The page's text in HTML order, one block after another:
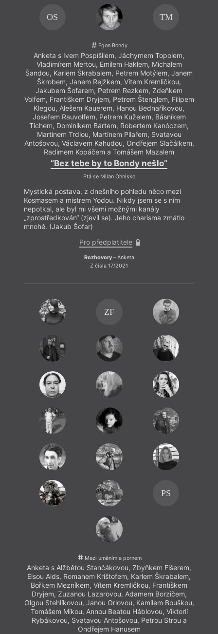
OS TM
Egon Bondy
Anketa s Ivem Pospíšilem, Jáchymem Topolem,
Vladimírem Mertou, Emilem Haklem, Michalem
Šandou, Karlem Škrabalem, Petrem Motýlem, Janem
Škrobem, Janem Rejžkem, Vítem Kremličkou,
Jakubem Šofarem, Petrem Rezkem, Zdeňkem
Volfem, Františkem Dryjem, Petrem Štenglem, Filipem
Klegou, Alešem Kauerem, Hanou Bednaříkovou,
Josefem Rauvolfem, Petrem Kuželem, Básníkem
Tichem, Dominikem Bártem, Robertem Kanóczem,
Martinem Trdlou, Martinem Pilařem, Svatavou
Antošovou, Václavem Kahudou, Ondřejem Slačálkem,
Radimem Kopáčem a Tomášem Mazalem
“Bez tebe by to Bondy nešlo”
Ptá se Milan Ohnisko
Mystická postava, z dnešního pohledu něco mezi
Kosmasem a mistrem Yodou. Nikdy jsem se s ním
nepotkal, ale byl mi všemi možnými kanály
„zprostředkován“ (zjevil se). Jeho charisma zmátlo
mnohé. (Jakub Šofar)
Pro předplatitele
Rozhovory– Anketa
Z čísla 17/2021
ZF
PS
Mezi uměním a pornem
Anketa s Alžbětou Stančákovou, Zbyňkem Fišerem,
Elsou Aids, Romanem Krištofem, Karlem Škrabalem,
Bořkem Mezníkem, Vítem Kremličkou, Františkem
Dryjem, Zuzanou Lazarovou, Adamem Borzičem,
Olgou Stehlíkovou, Janou Orlovou, Kamilem Bouškou,
Tomášem Míkou, Annou Beatou Háblovou, Viktorií
Rybákovou, Svatavou Antošovou, Petrou Strou a
Ondřejem Hanusem